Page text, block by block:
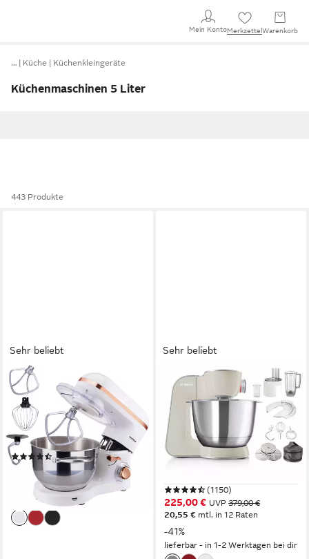
Mein KontoMerkzettel Warenkorb
… Küche Küchenkleingeräte
Küchenmaschinen 5 Liter
443 Produkte
Sehr beliebt
AREBOS
Küchenmaschine 6L
Edelstahl-Rührschüssel
1500 W
Leistung
6 Leistungsstufen
(312)
99,90 € UVP 169,90 €
lieferbar - in 2-3 Werktagen bei dir
Sehr beliebt
BOSCH
Küchenmaschine Serie 4
MUM58L20,
Durchlaufschnitzler, Mixer,
grau
1000 W Leistung
(1150)
225,00 € UVP 379,00 €
20,55 € mtl. in 12 Raten
-41%
lieferbar - in 1-2 Werktagen bei dir